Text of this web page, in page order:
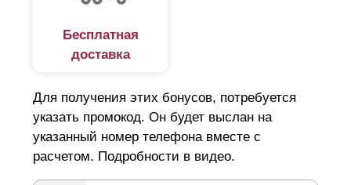
Бесплатная
доставка
Для получения этих бонусов, потребуется
указать промокод. Он будет выслан на
указанный номер телефона вместе с
расчетом. Подробности в видео.